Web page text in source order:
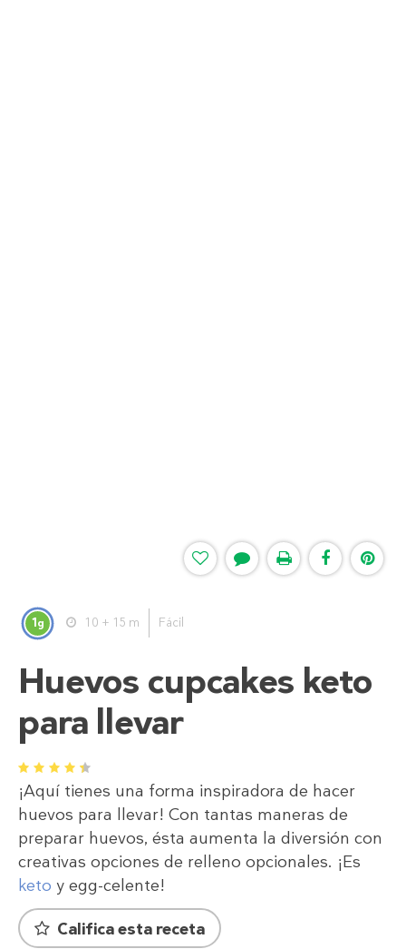
1g 10 + 15 m Fácil
Huevos cupcakes keto
para llevar
1 2 3 4 5
¡Aquí tienes una forma inspiradora de hacer
huevos para llevar! Con tantas maneras de
preparar huevos, ésta aumenta la diversión con
creativas opciones de relleno opcionales. ¡Es
keto y egg-celente!
Califica esta receta